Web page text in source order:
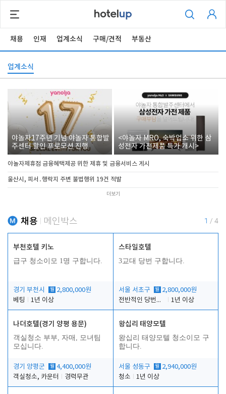
채용 인재 업계소식 구매/견적 부동산
업계소식
야놀자17주년 기념 야놀자 통합발
주센터 할인 프로모션 진행
<야놀자 MRO, 숙박업소 위한 삼
성전자 가전제품 특가 개시>
야놀자제휴점 금융혜택제공 위한 제휴 및 금융서비스 게시
울산시, 피서․행락지 주변 불법행위 19건 적발
더보기
채용 메인박스 1 / 4
부천호텔 키노
급구 청소이모 1명 구합니다.
경기 부천시 월 2,800,000원
베팅
1년 이상
스타일호텔
3교대 당번 구합니다.
서울 서초구 월 2,800,000원
전반적인 당번업무
1년 이상
나더호텔(경기 양평 용문)
객실청소 부부, 자매, 모녀팀
모십니다.
경기 양평군 월 4,400,000원
객실청소, 카운터
경력무관
왕십리 태양모텔
왕십리 태양모텔 청소이모 구
합니다.
서울 성동구 월 2,940,000원
청소
1년 이상